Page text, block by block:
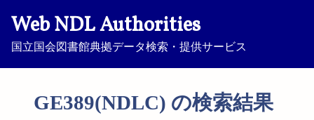
Web NDL Authorities
国立国会図書館典拠データ検索・提供サービス
GE389(NDLC) の検索結果